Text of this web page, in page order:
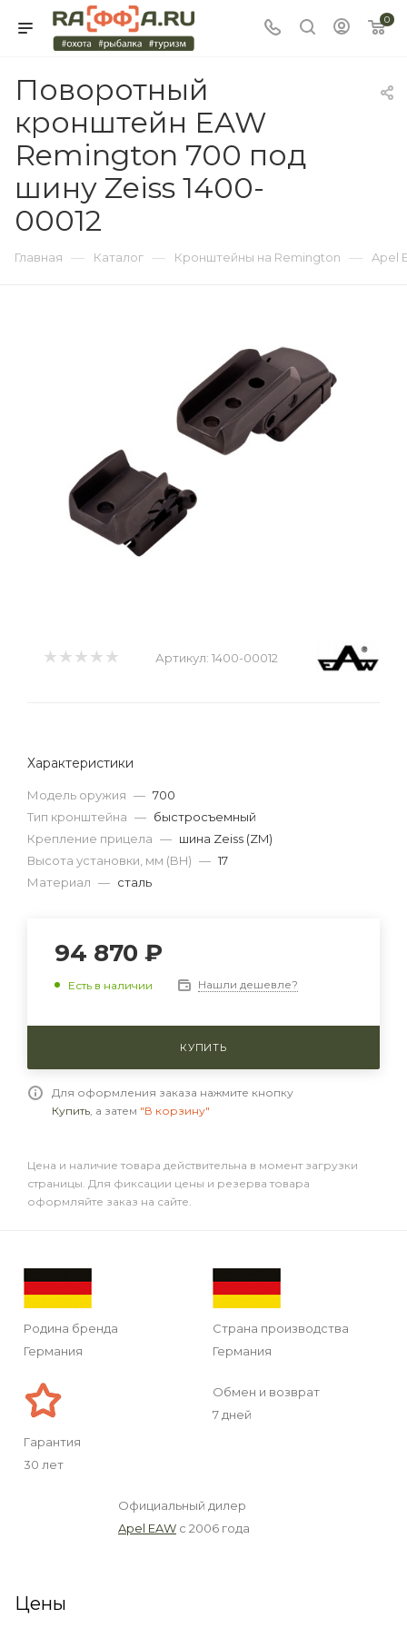
0
Поворотный
кронштейн EAW
Remington 700 под
шину Zeiss 1400-
00012
Главная — Каталог — Кронштейны на Remington — Apel
Артикул: 1400-00012
Характеристики
Модель оружия — 700
Тип кронштейна — быстросъемный
Крепление прицела — шина Zeiss (ZM)
Высота установки, мм (BH) — 17
Материал — сталь
94 870 ₽
Есть в наличии Нашли дешевле?
КУПИТЬ
Для оформления заказа нажмите кнопку
Купить, а затем "В корзину"
Цена и наличие товара действительна в момент загрузки
страницы. Для фиксации цены и резерва товара
оформляйте заказ на сайте.
Родина бренда
Германия
Страна производства
Германия
Гарантия
30 лет
Обмен и возврат
7 дней
Официальный дилер
Apel EAW с 2006 года
Цены